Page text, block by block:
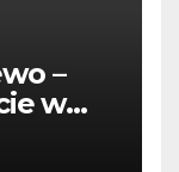
–
w